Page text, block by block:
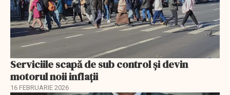
Serviciile scapă de sub control și devin
motorul noii inflații
16 FEBRUARIE 2026